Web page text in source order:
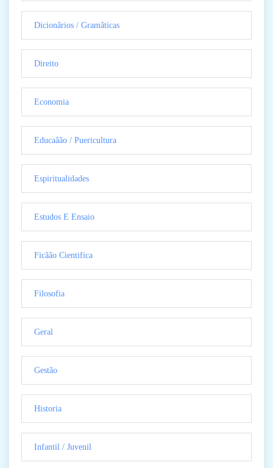
Dicionãrios / Gramãticas
Direito
Economia
Educaãão / Puericultura
Espiritualidades
Estudos E Ensaio
Ficãão Cientifica
Filosofia
Geral
Gestão
Historia
Infantil / Juvenil